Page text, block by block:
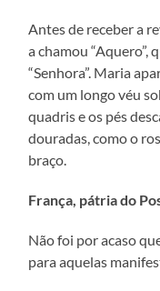
Antes de receber a
a chamou “Aquero”,
“Senhora”. Maria
com um longo véu
quadris e os pés
douradas, como o
braço.
França, pátria do
Não foi por acaso
para aquelas